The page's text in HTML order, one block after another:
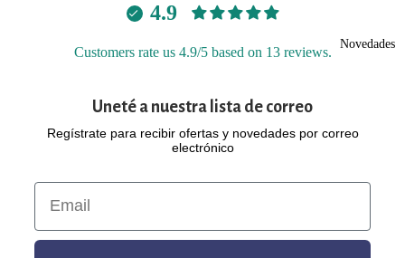
e
g
nt
Novedades
4.9
Customers rate us 4.9/5 based on 13 reviews.
Uneté a nuestra lista de correo
Regístrate para recibir ofertas y novedades por correo
electrónico
Email
Política de privacidad